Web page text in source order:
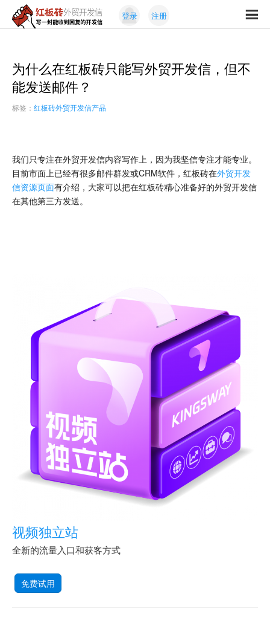
红
外
贸
开
发
封
能
收
到
开
发
信
登录 注册
为什么在红板砖只能写外贸开发信，但不
能发送邮件？
标签： 红板砖外贸开发信产品
我们只专注在外贸开发信内容写作上，因为我坚信专注才能专业。
目前市面上已经有很多邮件群发或CRM软件，红板砖在外贸开发
信资源页面有介绍，大家可以把在红板砖精心准备好的外贸开发信
在其他第三方发送。
视频独立站
全新的流量入口和获客方式
免费试用